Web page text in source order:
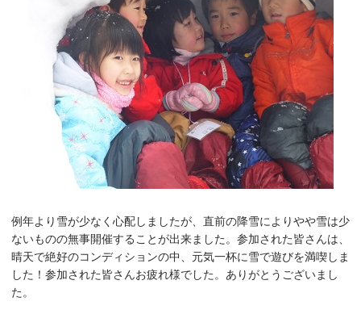
例年より雪が少なく心配しましたが、直前の降雪によりやや雪は少
ないものの無事開催することが出来ました。参加された皆さんは、
晴天で絶好のコンディションの中、元気一杯に雪で遊びを満喫しま
した！参加された皆さんお疲れ様でした。ありがとうございまし
た。